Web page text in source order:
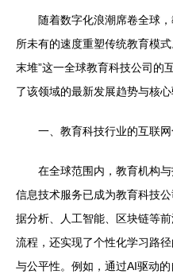
随着数字化浪潮席卷全球
所未有的速度重塑传统教育模
末堆”这一全球教育科技公司的
了该领域的最新发展趋势与核心
一、教育科技行业的互联
在全球范围内，教育机构
信息技术服务已成为教育科技
据分析、人工智能、区块链等
流程，还实现了个性化学习路
与公平性。例如，通过AI驱动